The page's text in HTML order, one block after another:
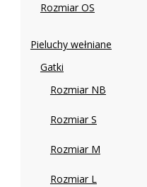
Rozmiar OS
Pieluchy wełniane
Gatki
Rozmiar NB
Rozmiar S
Rozmiar M
Rozmiar L